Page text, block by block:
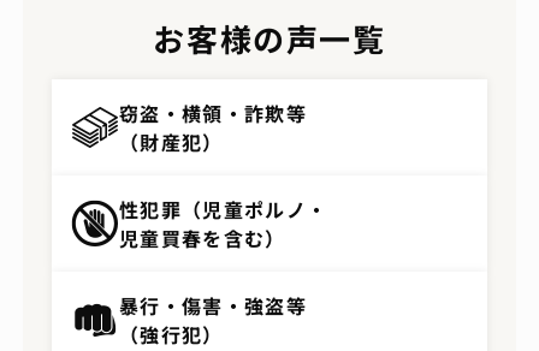
お客様の声一覧
窃盗・横領・詐欺等
（財産犯）
性犯罪（児童ポルノ・
児童買春を含む）
暴行・傷害・強盗等
（強行犯）